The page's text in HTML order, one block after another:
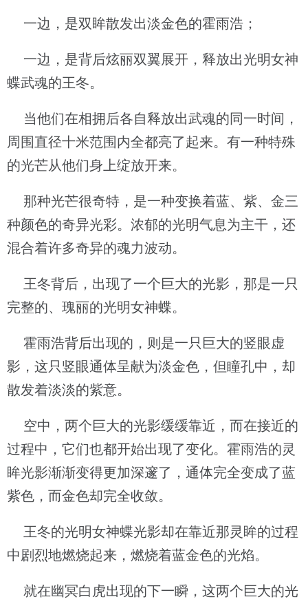
一边，是双眸散发出淡金色的霍雨浩；
一边，是背后炫丽双翼展开，释放出光明女神
蝶武魂的王冬。
当他们在相拥后各自释放出武魂的同一时间，
周围直径十米范围内全都亮了起来。有一种特殊
的光芒从他们身上绽放开来。
那种光芒很奇特，是一种变换着蓝、紫、金三
种颜色的奇异光彩。浓郁的光明气息为主干，还
混合着许多奇异的魂力波动。
王冬背后，出现了一个巨大的光影，那是一只
完整的、瑰丽的光明女神蝶。
霍雨浩背后出现的，则是一只巨大的竖眼虚
影，这只竖眼通体呈献为淡金色，但瞳孔中，却
散发着淡淡的紫意。
空中，两个巨大的光影缓缓靠近，而在接近的
过程中，它们也都开始出现了变化。霍雨浩的灵
眸光影渐渐变得更加深邃了，通体完全变成了蓝
紫色，而金色却完全收敛。
王冬的光明女神蝶光影却在靠近那灵眸的过程
中剧烈地燃烧起来，燃烧着蓝金色的光焰。
就在幽冥白虎出现的下一瞬，这两个巨大的光